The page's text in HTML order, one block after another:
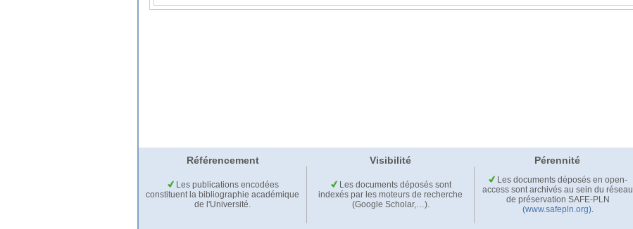
Référencement Visibilité Pérennité
Les publications encodées
constituent la bibliographie académique
de l'Université.
Les documents déposés sont
indexés par les moteurs de recherche
(Google Scholar,…).
Les documents déposés en open-
access sont archivés au sein du réseau
de préservation SAFE-PLN
(www.safepln.org).